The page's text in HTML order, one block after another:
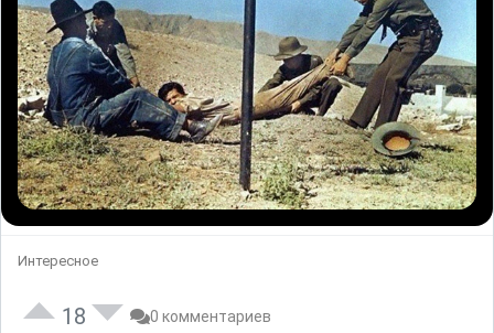
Интересное
18 0 комментариев